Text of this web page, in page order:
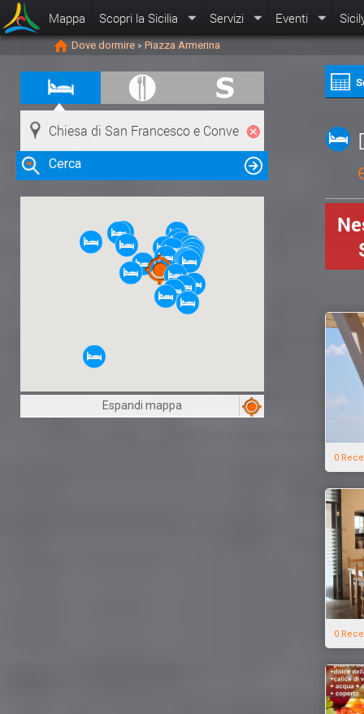
Mappa Scopri la Sicilia Servizi Eventi
Dove dormire > Piazza Armerina
Cerca
Clicca su una risorsa nella mappa
per visualizzare le informazioni
Espandi mappa
0
0